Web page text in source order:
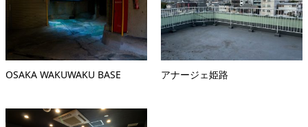
OSAKA WAKUWAKU BASE アナージェ姫路